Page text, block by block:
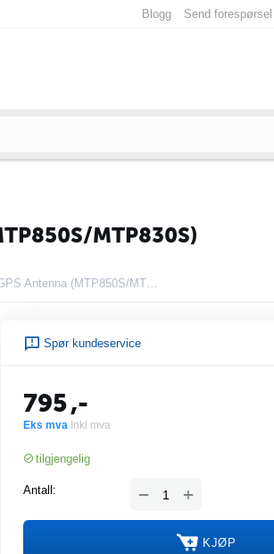
Blogg Send forespørsel
MTP830S)
Motorola In-Vehicle GPS Antenna (MTP850S/MTP830S)
Spør kundeservice
795,-
Eks mva Inkl mva
tilgjengelig
Antall: +
−
KJØP